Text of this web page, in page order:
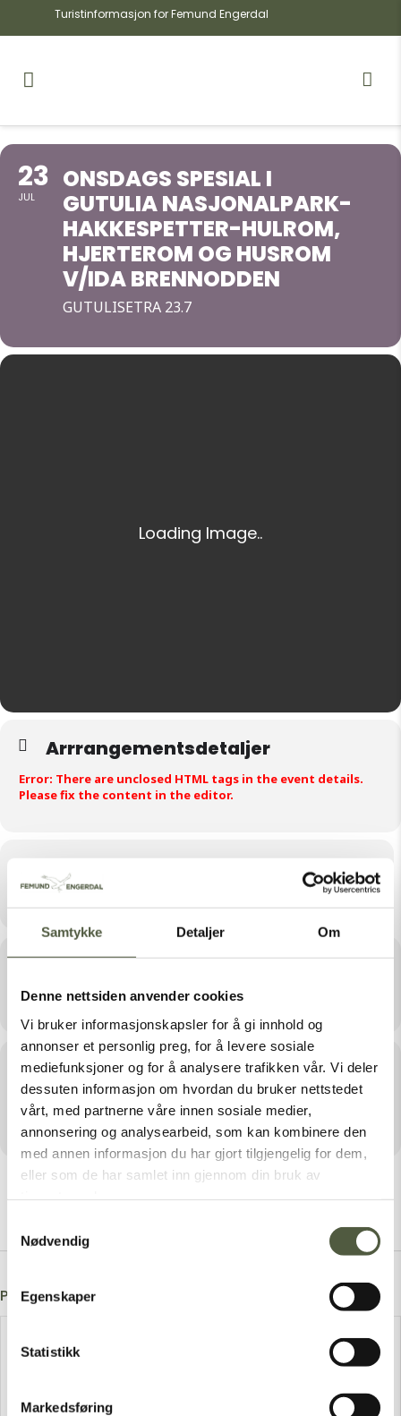
Samtykke Detaljer Om
Denne nettsiden anvender cookies
Vi bruker informasjonskapsler for å gi innhold og
annonser et personlig preg, for å levere sosiale
mediefunksjoner og for å analysere trafikken vår. Vi deler
dessuten informasjon om hvordan du bruker nettstedet
vårt, med partnerne våre innen sosiale medier,
annonsering og analysearbeid, som kan kombinere den
med annen informasjon du har gjort tilgjengelig for dem,
eller som de har samlet inn gjennom din bruk av
Nødvendig
Egenskaper
Statistikk
Markedsføring
Turistinformasjon for Femund Engerdal
23
JUL
ONSDAGS SPESIAL I
GUTULIA NASJONALPARK-
HAKKESPETTER-HULROM,
HJERTEROM OG HUSROM
V/IDA BRENNODDEN
GUTULISETRA 23.7
Arrrangementsdetaljer
Error: There are unclosed HTML tags in the event details.
Please fix the content in the editor.
Tid
Sted
Gutulisetra
Arrangør
FEMUNDSMARKA OG GUTULIA
NASJONALPARKER
Post A Comment